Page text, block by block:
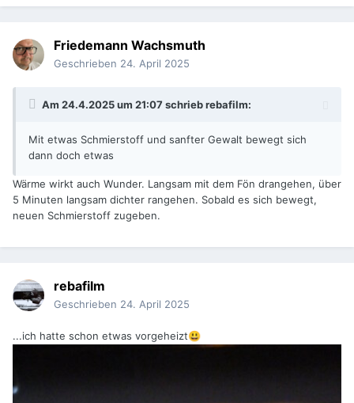
Friedemann Wachsmuth
Geschrieben 24. April 2025
Am 24.4.2025 um 21:07 schriebrebafilm:
Mit etwas Schmierstoff und sanfter Gewalt bewegt sich
dann doch etwas
Wärme wirkt auch Wunder. Langsam mit dem Fön drangehen, über
5 Minuten langsam dichter rangehen. Sobald es sich bewegt,
neuen Schmierstoff zugeben.
rebafilm
Geschrieben 24. April 2025
...ich hatte schon etwas vorgeheizt😃